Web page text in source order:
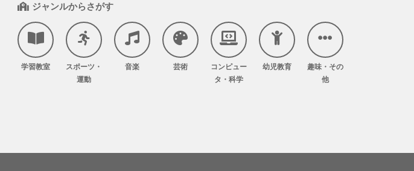
ジャンルからさがす
学習教室
スポーツ・
運動
音楽 芸術
コンピュー
タ・科学
幼児教育
趣味・その
他